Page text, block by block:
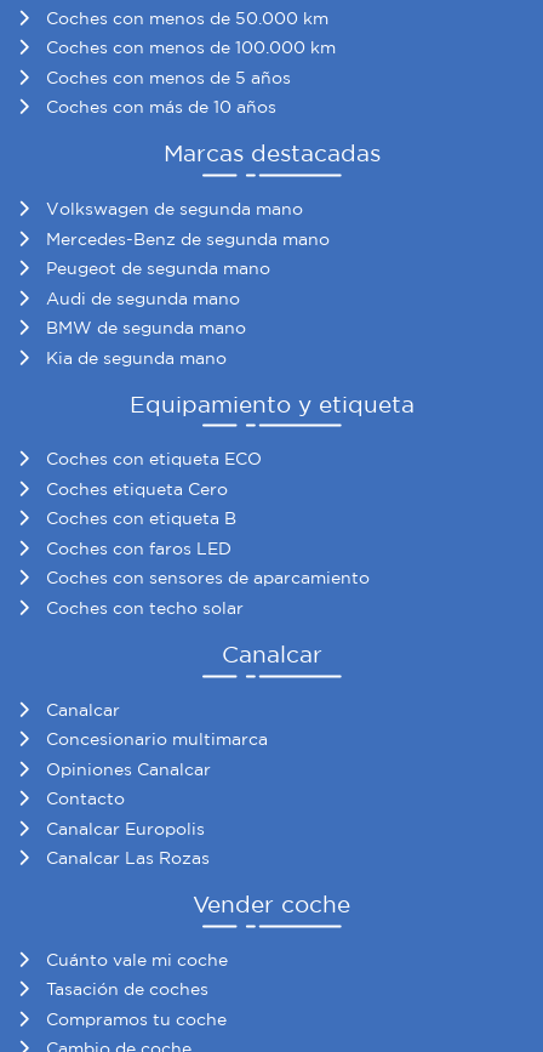
Coches con menos de 50.000 km
Coches con menos de 100.000 km
Coches con menos de 5 años
Coches con más de 10 años
Marcas destacadas
Volkswagen de segunda mano
Mercedes-Benz de segunda mano
Peugeot de segunda mano
Audi de segunda mano
BMW de segunda mano
Kia de segunda mano
Equipamiento y etiqueta
Coches con etiqueta ECO
Coches etiqueta Cero
Coches con etiqueta B
Coches con faros LED
Coches con sensores de aparcamiento
Coches con techo solar
Canalcar
Canalcar
Concesionario multimarca
Opiniones Canalcar
Contacto
Canalcar Europolis
Canalcar Las Rozas
Vender coche
Cuánto vale mi coche
Tasación de coches
Compramos tu coche